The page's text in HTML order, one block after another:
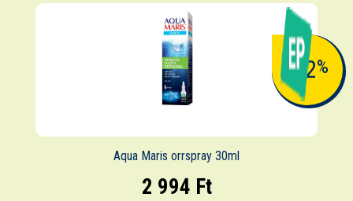
-12%
Aqua Maris orrspray 30ml
2 994 Ft